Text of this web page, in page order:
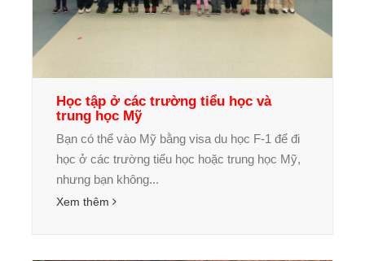
Học tập ở các trường tiểu học và
trung học Mỹ
Bạn có thể vào Mỹ bằng visa du học F-1 để đi
học ở các trường tiểu học hoặc trung học Mỹ,
nhưng bạn không...
Xem thêm